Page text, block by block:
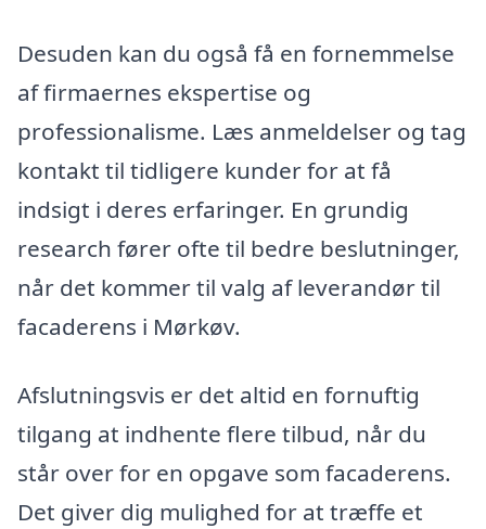
Desuden kan du også få en fornemmelse
af firmaernes ekspertise og
professionalisme. Læs anmeldelser og tag
kontakt til tidligere kunder for at få
indsigt i deres erfaringer. En grundig
research fører ofte til bedre beslutninger,
når det kommer til valg af leverandør til
facaderens i Mørkøv.
Afslutningsvis er det altid en fornuftig
tilgang at indhente flere tilbud, når du
står over for en opgave som facaderens.
Det giver dig mulighed for at træffe et